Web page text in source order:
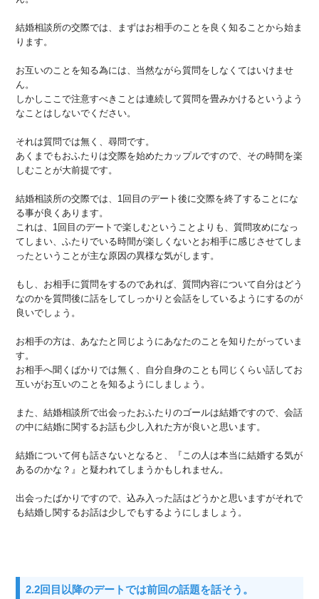
結婚相談所の交際では、まずはお相手のことを良く知ることから始ま
ります。
お互いのことを知る為には、当然ながら質問をしなくてはいけませ
ん。
しかしここで注意すべきことは連続して質問を畳みかけるというよう
なことはしないでください。
それは質問では無く、尋問です。
あくまでもおふたりは交際を始めたカップルですので、その時間を楽
しむことが大前提です。
結婚相談所の交際では、1回目のデート後に交際を終了することにな
る事が良くあります。
これは、1回目のデートで楽しむということよりも、質問攻めになっ
てしまい、ふたりでいる時間が楽しくないとお相手に感じさせてしま
ったということが主な原因の異様な気がします。
もし、お相手に質問をするのであれば、質問内容について自分はどう
なのかを質問後に話をしてしっかりと会話をしているようにするのが
良いでしょう。
お相手の方は、あなたと同じようにあなたのことを知りたがっていま
す。
お相手へ聞くばかりでは無く、自分自身のことも同じくらい話してお
互いがお互いのことを知るようにしましょう。
また、結婚相談所で出会ったおふたりのゴールは結婚ですので、会話
の中に結婚に関するお話も少し入れた方が良いと思います。
結婚について何も話さないとなると、『この人は本当に結婚する気が
あるのかな？』と疑われてしまうかもしれません。
出会ったばかりですので、込み入った話はどうかと思いますがそれで
も結婚し関するお話は少しでもするようにしましょう。
2.2回目以降のデートでは前回の話題を話そう。